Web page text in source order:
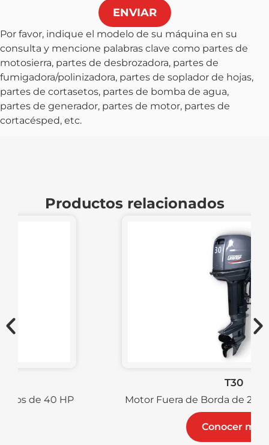
ENVIAR
Por favor, indique el modelo de su máquina en su
consulta y mencione palabras clave como partes de
motosierra, partes de desbrozadora, partes de
fumigadora/polinizadora, partes de soplador de hojas,
partes de cortasetos, partes de bomba de agua,
partes de generador, partes de motor, partes de
cortacésped, etc.
Productos relacionados
Motor Fuera de Borda de 2 Tiempos de 30 HP